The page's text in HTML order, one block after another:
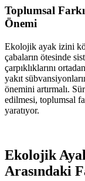
Toplumsal
Önemi
Ekolojik ayak izini
çabaların ötesinde
çarpıklıklarını
yakıt
önemini artırmalı.
edilmesi, toplumsal
yaratıyor.
Ekolojik
Arasındaki